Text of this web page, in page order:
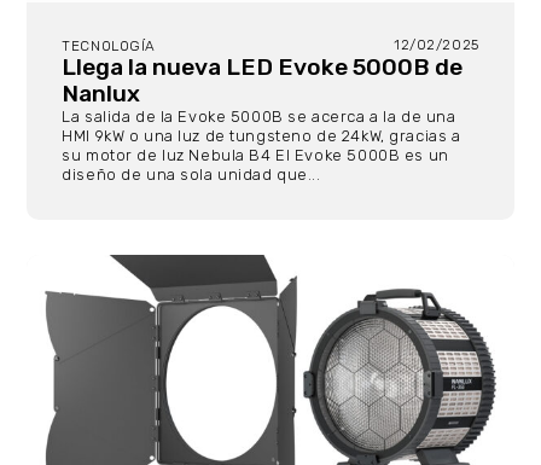
TECNOLOGÍA 12/02/2025
Llega la nueva LED Evoke 5000B de
Nanlux
La salida de la Evoke 5000B se acerca a la de una
HMI 9kW o una luz de tungsteno de 24kW, gracias a
su motor de luz Nebula B4 El Evoke 5000B es un
diseño de una sola unidad que...